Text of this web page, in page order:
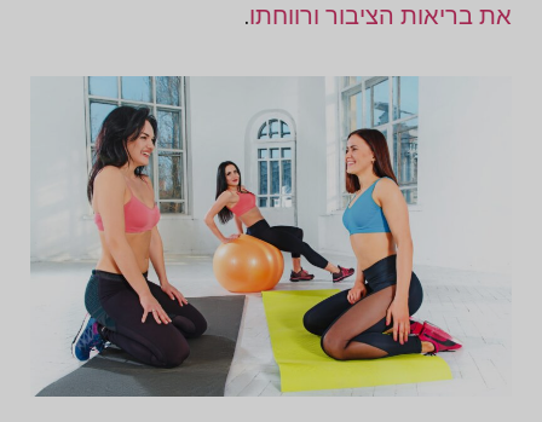
את בריאות הציבור ורווחתו.